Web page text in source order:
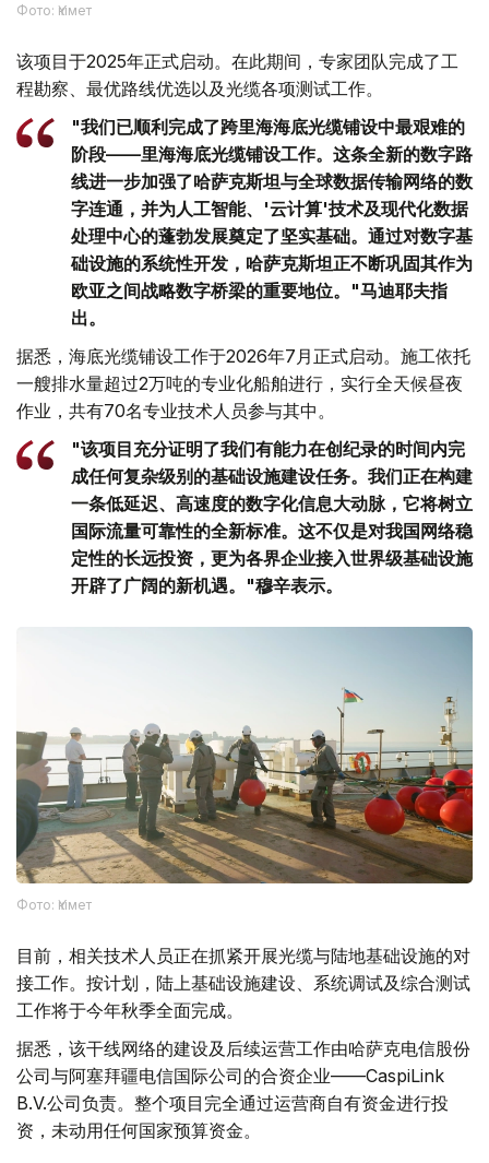
Фото: Үкімет
该项目于2025年正式启动。在此期间，专家团队完成了工
程勘察、最优路线优选以及光缆各项测试工作。
"我们已顺利完成了跨里海海底光缆铺设中最艰难的
阶段——里海海底光缆铺设工作。这条全新的数字路
线进一步加强了哈萨克斯坦与全球数据传输网络的数
字连通，并为人工智能、'云计算'技术及现代化数据
处理中心的蓬勃发展奠定了坚实基础。通过对数字基
础设施的系统性开发，哈萨克斯坦正不断巩固其作为
欧亚之间战略数字桥梁的重要地位。"马迪耶夫指
出。
据悉，海底光缆铺设工作于2026年7月正式启动。施工依托
一艘排水量超过2万吨的专业化船舶进行，实行全天候昼夜
作业，共有70名专业技术人员参与其中。
"该项目充分证明了我们有能力在创纪录的时间内完
成任何复杂级别的基础设施建设任务。我们正在构建
一条低延迟、高速度的数字化信息大动脉，它将树立
国际流量可靠性的全新标准。这不仅是对我国网络稳
定性的长远投资，更为各界企业接入世界级基础设施
开辟了广阔的新机遇。"穆辛表示。
Фото: Үкімет
目前，相关技术人员正在抓紧开展光缆与陆地基础设施的对
接工作。按计划，陆上基础设施建设、系统调试及综合测试
工作将于今年秋季全面完成。
据悉，该干线网络的建设及后续运营工作由哈萨克电信股份
公司与阿塞拜疆电信国际公司的合资企业——CaspiLink
B.V.公司负责。整个项目完全通过运营商自有资金进行投
资，未动用任何国家预算资金。